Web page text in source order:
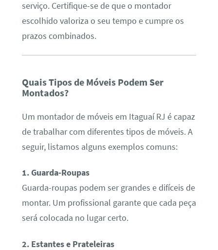
serviço. Certifique-se de que o montador
escolhido valoriza o seu tempo e cumpre os
prazos combinados.
Quais Tipos de Móveis Podem Ser
Montados?
Um montador de móveis em Itaguaí RJ é capaz
de trabalhar com diferentes tipos de móveis. A
seguir, listamos alguns exemplos comuns:
1. Guarda-Roupas
Guarda-roupas podem ser grandes e difíceis de
montar. Um profissional garante que cada peça
será colocada no lugar certo.
2. Estantes e Prateleiras